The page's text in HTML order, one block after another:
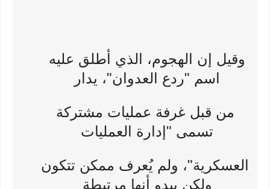
وقيل إن الهجوم، الذي أطلق عليه
اسم "ردع العدوان"، يدار
من قبل غرفة عمليات مشتركة
تسمى "إدارة العمليات
العسكرية"، ولم يُعرف ممكن تتكون
ولكن يبدو أنها مرتبطة